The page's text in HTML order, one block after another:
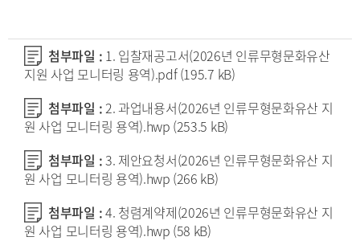
첨부파일 : 1. 입찰재공고서(2026년 인류무형문화유산
지원 사업 모니터링 용역).pdf(195.7 kB)
첨부파일 : 2. 과업내용서(2026년 인류무형문화유산 지
원 사업 모니터링 용역).hwp (253.5 kB)
첨부파일 :3. 제안요청서(2026년 인류무형문화유산 지
원 사업 모니터링 용역).hwp (266 kB)
첨부파일 :4. 청렴계약제(2026년 인류무형문화유산 지
원 사업 모니터링 용역).hwp (58 kB)